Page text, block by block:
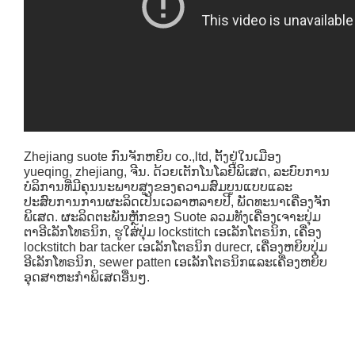
Zhejiang suote ກົນຈັກຫຍິບ co.,ltd, ຕັ້ງຢູ່ໃນເມືອງ
yueqing, zhejiang, ຈີນ. ດ້ວຍເຕັກໂນໂລຢີພິເສດ, ລະບົບການ
ບໍລິການທີ່ມີຄຸນນະພາບສູງຂອງຄວາມສົມບູນແບບແລະ
ປະສົບການການຜະລິດເປັນເວລາຫລາຍປີ, ພັດທະນາເຄື່ອງຈັກ
ພິເສດ. ຜະລິດຕະພັນຫຼັກຂອງ Suote ລວມທັງເຄື່ອງເຈາະປຸ່ມ
ຕາອີເລັກໂທຣນິກ, ຮູໃສ່ປຸ່ມ lockstitch ເອເລັກໂຕຣນິກ, ເຄື່ອງ
lockstitch bar tacker ເອເລັກໂຕຣນິກ durecr, ເຄື່ອງຫຍິບປຸ່ມ
ອີເລັກໂທຣນິກ, sewer patten ເອເລັກໂຕຣນິກແລະເຄື່ອງຫຍິບ
ອຸດສາຫະກໍາພິເສດອື່ນໆ.